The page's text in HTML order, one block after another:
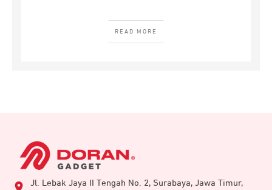
READ MORE
Jl. Lebak Jaya II Tengah No. 2, Surabaya, Jawa Timur,